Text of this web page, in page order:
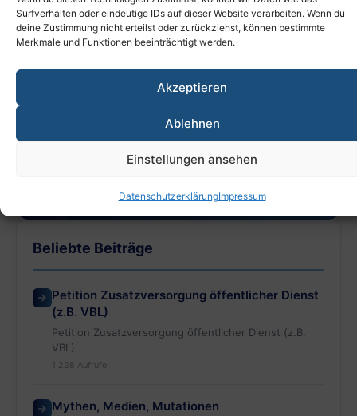
Surfverhalten oder eindeutige IDs auf dieser Website verarbeiten. Wenn du
deine Zustimmung nicht erteilst oder zurückziehst, können bestimmte
Merkmale und Funktionen beeinträchtigt werden.
Akzeptieren
Ablehnen
Einstellungen ansehen
DatenschutzerklärungImpressum
Kontakt aufnehmen
Zum Beitrittsformular
0551 / 37060007
info@vsz-ev.de
Beliebte Beiträge
Petition Zusatzversorgung öffentlicher Dienst
(z.B. VBL)
Petition Zusatzversorgung öffentlicher Dienst (z.B.
VBL)
1,228 Aufrufe
Mythen, Medien, Mutationen